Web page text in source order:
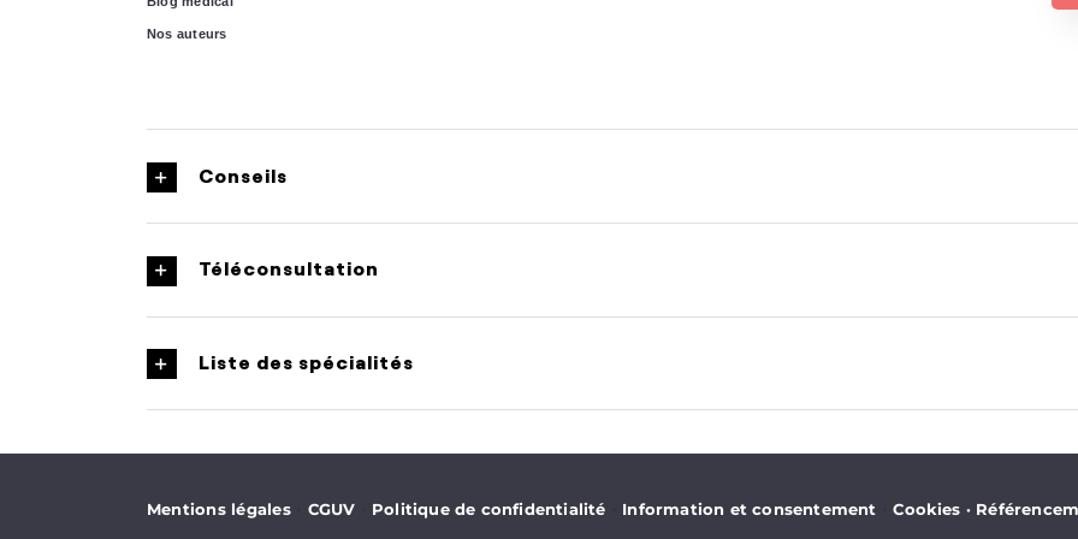
Nos auteurs
Conseils
Téléconsultation
Liste des spécialités
Mentions légales CGUV Politique de confidentialité Information et consentement Cookies ·